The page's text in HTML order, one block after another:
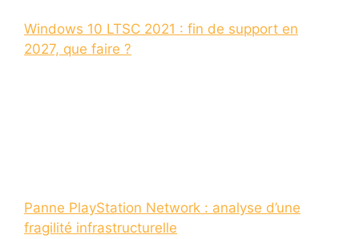
Windows 10 LTSC 2021 : fin de support en
2027, que faire ?
Panne PlayStation Network : analyse d’une
fragilité infrastructurelle